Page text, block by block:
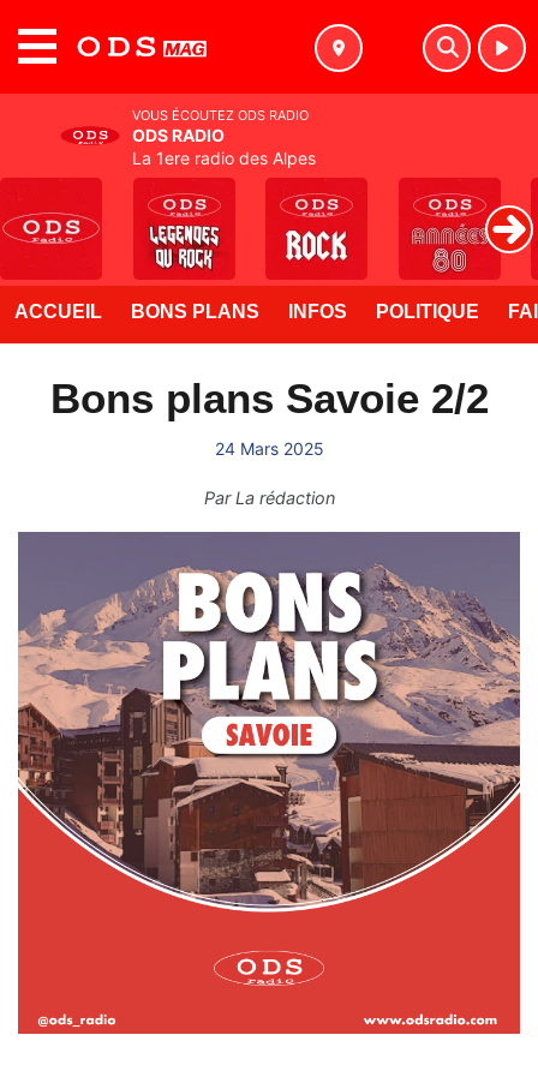
ACCUEIL BONS PLANS INFOS POLITIQUE
Bons plans Savoie 2/2
24 Mars 2025
ParLa rédaction
VOUS ÉCOUTEZ ODS RADIO
ODS RADIO
La 1ere radio des Alpes